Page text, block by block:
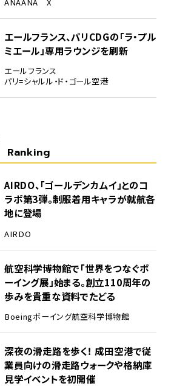
エールフランス、パリCDGの「ラ・プル
ミエール」専用ラウンジを刷新
エールフランス
パリ=シャルル・ド・ゴール空港
Ranking
AIRDO、「ゴールデンカムイ」とのコ
ラボ第3弾。制服着用キャラが就航各
地に登場
AIRDO
航空科学博物館で「世界をつなぐボ
ーイング展」始まる。創立110周年の
歩みを貴重な資料でたどる
Boeingボーイング航空科学博物館
深夜の滑走路を歩く！ 成田空港で従
業員向けの滑走路ウォークや格納庫
見学イベントを初開催